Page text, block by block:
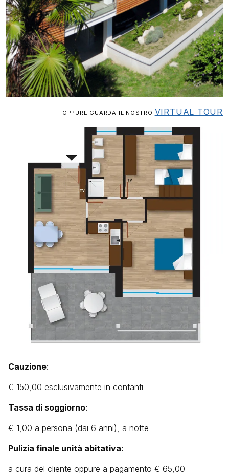
OPPURE GUARDA IL NOSTRO VIRTUAL TOUR
Cauzione:
€ 150,00 esclusivamente in contanti
Tassa di soggiorno:
€ 1,00 a persona (dai 6 anni), a notte
Pulizia finale unità abitativa:
a cura del cliente oppure a pagamento € 65,00